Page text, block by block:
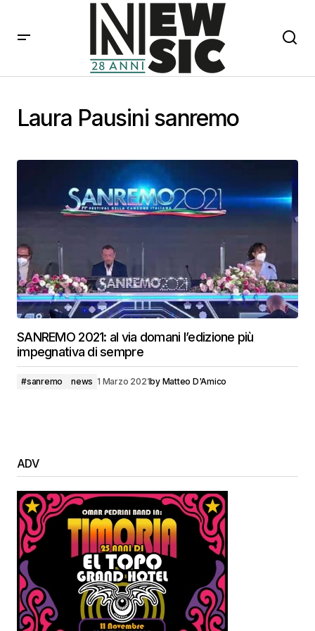
Laura Pausini sanremo
SANREMO 2021: al via domani l’edizione più
impegnativa di sempre
#sanremo news 1 Marzo 2021by Matteo D'Amico
ADV